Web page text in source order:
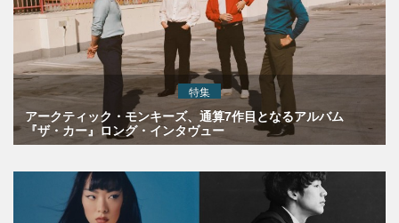
特集
アークティック・モンキーズ、通算7作目となるアルバム
『ザ・カー』ロング・インタヴュー